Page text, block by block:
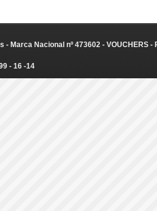
Marca Nacional nº 473602 - VOUCHERS
- 16 -14